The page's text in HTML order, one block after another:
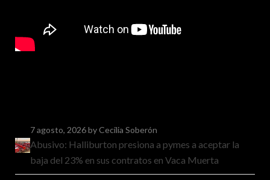
7 agosto, 2026by Cecilia Soberón
Abusivo: Halliburton presiona a pymes a aceptar la
baja del 23% en sus contratos en Vaca Muerta